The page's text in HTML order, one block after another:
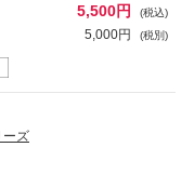
5,500円 (税込)
5,000円 (税別)
ーズ